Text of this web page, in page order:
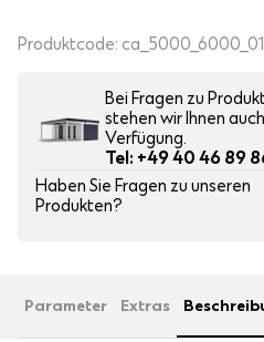
Produktcode: ca_5000_6000_01
Bei Fragen zu
stehen wir Ihnen
Verfügung.
Tel: +49 40 46 89
Haben Sie Fragen zu unseren
Produkten?
Parameter Extras